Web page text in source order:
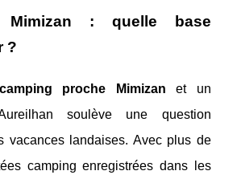
Mimizan : quelle base
?
camping proche Mimizan et un
soulève une question
vacances landaises. Avec plus de
camping enregistrées dans les